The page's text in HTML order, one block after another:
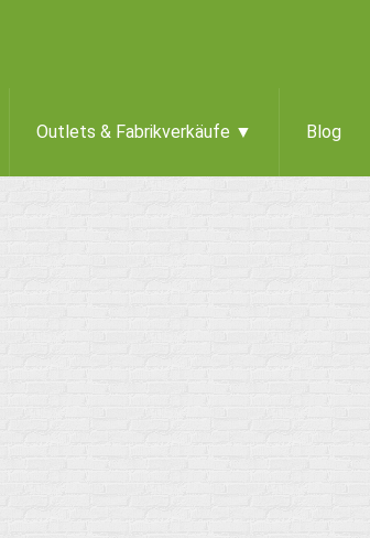
Outlets & Fabrikverkäufe ▼ Blog